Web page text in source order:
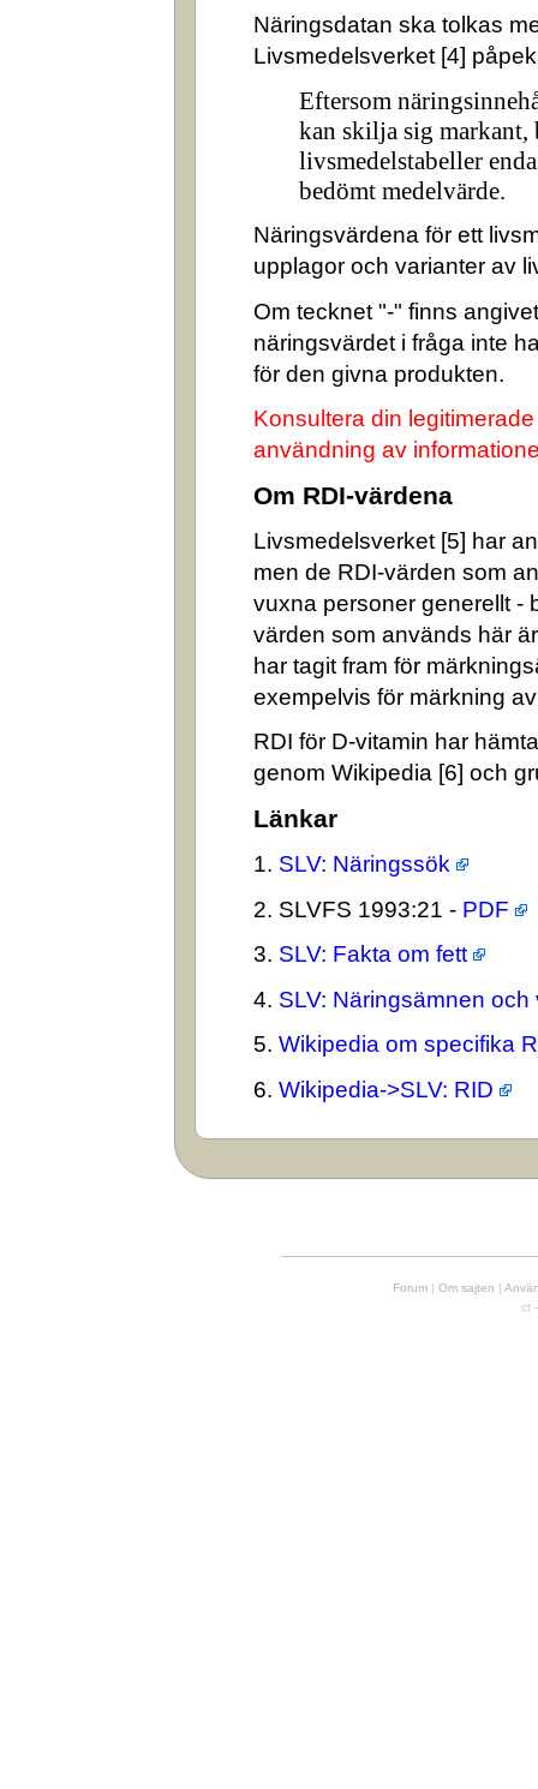
Näringsdatan ska tolkas
Livsmedelsverket [4]
Eftersom
kan skilja sig markant,
livsmedelstabeller
bedömt medelvärde.
Näringsvärdena för ett
upplagor och varianter av
Om tecknet "-" finns
näringsvärdet i fråga inte
för den givna produkten.
Konsultera din
användning av
Om RDI-värdena
Livsmedelsverket [5] har
men de RDI-värden som
vuxna personer generellt -
värden som används här
har tagit fram för
exempelvis för märkning
RDI för D-vitamin har
genom Wikipedia [6] och
Länkar
1. SLV: Näringssök
2. SLVFS 1993:21 - PDF
3. SLV: Fakta om fett
4. SLV: Näringsämnen och
5. Wikipedia om specifika
6. Wikipedia->SLV: RID
Forum | Om sajten |
ct